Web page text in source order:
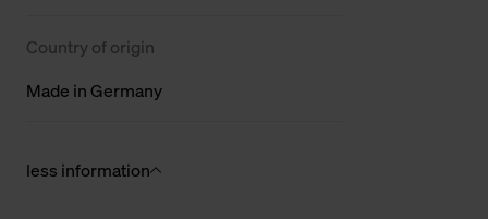
Country of origin
Made in Germany
less information